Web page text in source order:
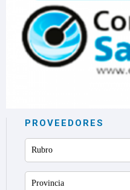
PROVEEDORES
Rubro
Provincia